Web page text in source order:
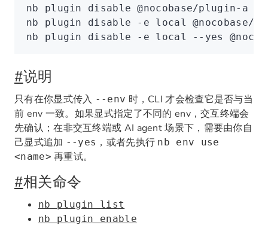
nb plugin disable @nocobase/plugin-a
nb plugin disable -e local @nocobase/
nb plugin disable -e local --yes
#说明
只有在你显式传入 --env 时，CLI 才会检查它是否与当
前 env 一致。如果显式指定了不同的 env，交互终端会
先确认；在非交互终端或 AI agent 场景下，需要由你自
己显式追加 --yes ，或者先执行 nb env use
<name> 再重试。
#相关命令
nb plugin list
nb plugin enable